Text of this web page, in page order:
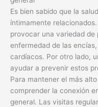
Es bien sabido que la
íntimamente
provocar una variedad de
enfermedad de las
cardíacos. Por otro lado,
ayudar a prevenir estos
Para mantener el más
comprender la conexión
general. Las visitas